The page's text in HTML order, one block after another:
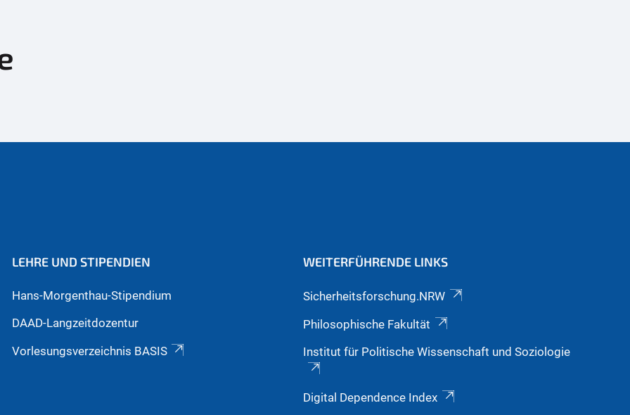
LEHRE UND STIPENDIEN
Hans-Morgenthau-Stipendium
DAAD-Langzeitdozentur
Vorlesungsverzeichnis BASIS
WEITERFÜHRENDE LINKS
Sicherheitsforschung.NRW
Philosophische Fakultät
Institut für Politische Wissenschaft und Soziologie
Digital Dependence Index